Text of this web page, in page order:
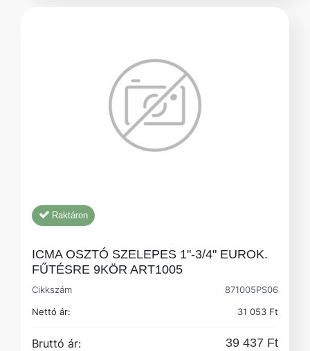
Raktáron
ICMA OSZTÓ SZELEPES 1"-3/4" EUROK.
FŰTÉSRE 9KÖR ART1005
Cikkszám
871005PS06
Nettó ár:
31 053 Ft
Bruttó ár: 39 437 Ft